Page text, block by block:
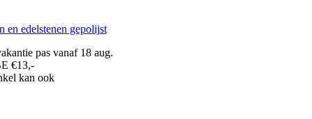
en edelstenen gepolijst
pas vanaf 18 aug.
€13,-
kan ook